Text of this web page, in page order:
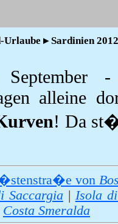
▸ Sardinien 2012
alleine
! Da
von
Saccargia | Isola
Costa Smeralda